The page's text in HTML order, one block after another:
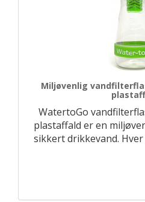
Miljøvenlig
WatertoGo
plastaffald er en
sikkert drikkevand.